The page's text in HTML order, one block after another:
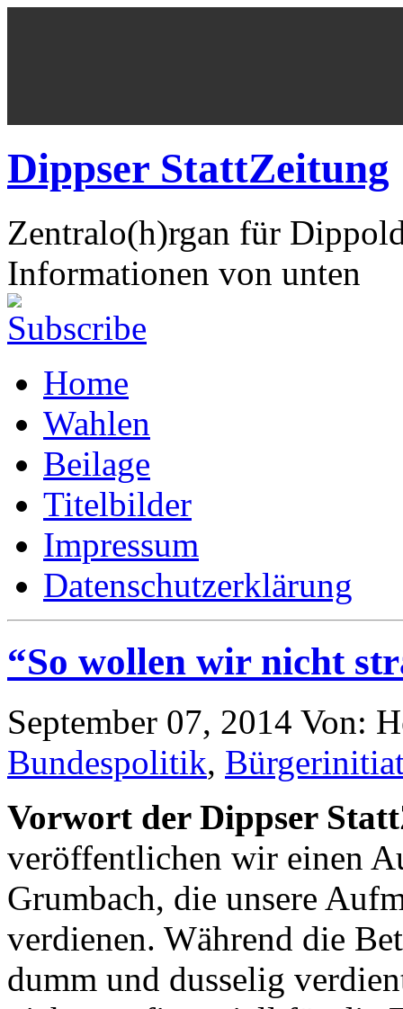
Dippser StattZeitung
Zentralo(h)rgan für
Informationen von unten
Home
Wahlen
Beilage
Titelbilder
Impressum
Datenschutzerklärung
“So wollen wir nicht
September 07, 2014 Von:
Bundespolitik,
Vorwort der Dippser
veröffentlichen wir einen
Grumbach, die unsere
verdienen. Während die
dumm und dusselig